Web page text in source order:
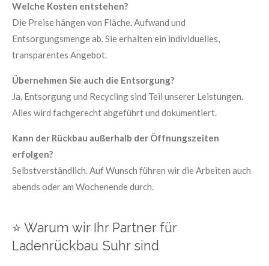
Welche Kosten entstehen?
Die Preise hängen von Fläche, Aufwand und
Entsorgungsmenge ab. Sie erhalten ein individuelles,
transparentes Angebot.
Übernehmen Sie auch die Entsorgung?
Ja, Entsorgung und Recycling sind Teil unserer Leistungen.
Alles wird fachgerecht abgeführt und dokumentiert.
Kann der Rückbau außerhalb der Öffnungszeiten
erfolgen?
Selbstverständlich. Auf Wunsch führen wir die Arbeiten auch
abends oder am Wochenende durch.
⭐ Warum wir Ihr Partner für
Ladenrückbau Suhr sind